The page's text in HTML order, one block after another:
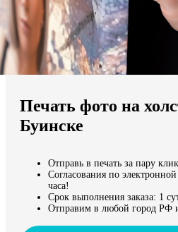
Мы доставляем по всему миру
Продолжить без города
Печать фото на
Буинске
Отправь в печать за пару
Согласования по
часа!
Срок выполнения заказа: 1
Отправим в любой город РФ